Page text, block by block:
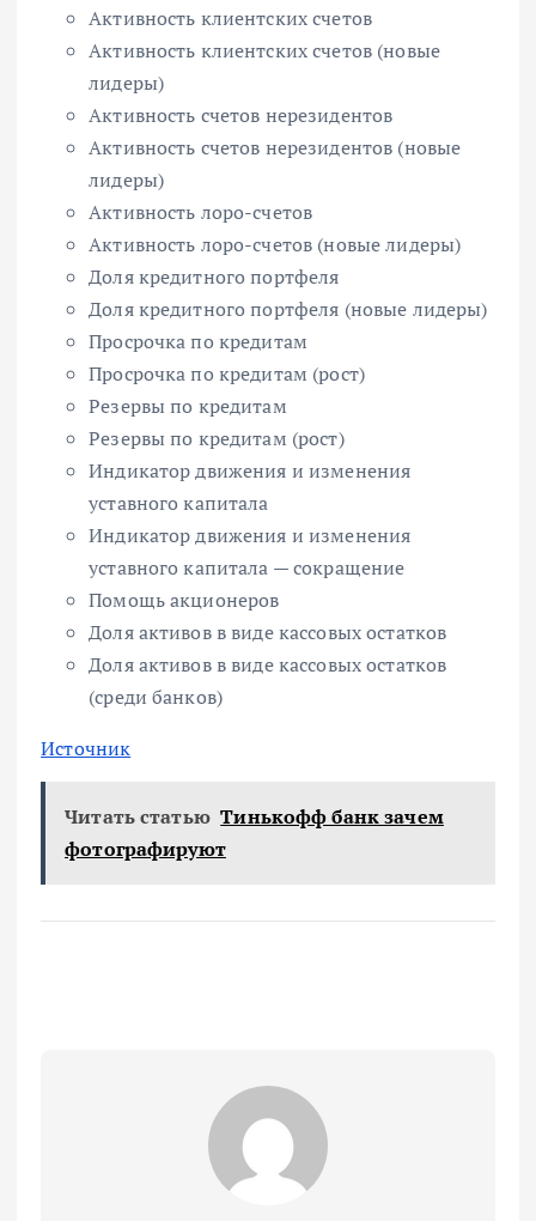
Активность клиентских счетов
Активность клиентских счетов (новые
лидеры)
Активность счетов нерезидентов
Активность счетов нерезидентов (новые
лидеры)
Активность лоро-счетов
Активность лоро-счетов (новые лидеры)
Доля кредитного портфеля
Доля кредитного портфеля (новые лидеры)
Просрочка по кредитам
Просрочка по кредитам (рост)
Резервы по кредитам
Резервы по кредитам (рост)
Индикатор движения и изменения
уставного капитала
Индикатор движения и изменения
уставного капитала — сокращение
Помощь акционеров
Доля активов в виде кассовых остатков
Доля активов в виде кассовых остатков
(среди банков)
Источник
Читать статью Тинькофф банк зачем
фотографируют